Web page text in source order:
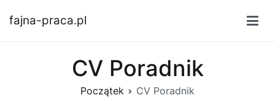
dofajna-praca.pl
CV Poradnik
Początek CV Poradnik